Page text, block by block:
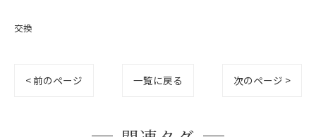
交換
< 前のページ 一覧に戻る 次のページ >